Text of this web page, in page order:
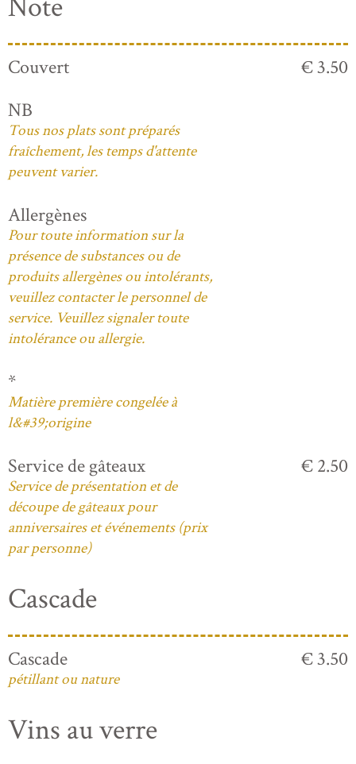
Note
Couvert
€ 3.50
NB
Tous nos plats sont préparés
fraîchement, les temps d'attente
peuvent varier.
Allergènes
Pour toute information sur la
présence de substances ou de
produits allergènes ou intolérants,
veuillez contacter le personnel de
service. Veuillez signaler toute
intolérance ou allergie.
*
Matière première congelée à
l&#39;origine
Service de gâteaux
Service de présentation et de
découpe de gâteaux pour
anniversaires et événements (prix
par personne)
€ 2.50
Cascade
Cascade
pétillant ou nature
€ 3.50
Vins au verre